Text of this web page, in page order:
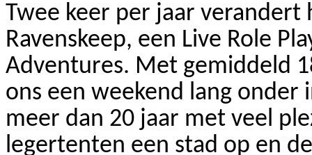
Twee keer per jaar verandert
Ravenskeep, een Live Role
Adventures. Met gemiddeld
ons een weekend lang onder
meer dan 20 jaar met veel
legertenten een stad op en